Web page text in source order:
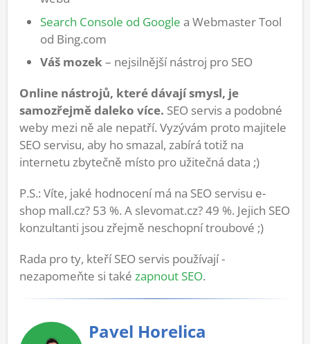
Search Console od Google a Webmaster Tool
od Bing.com
Váš mozek– nejsilnější nástroj pro SEO
Online nástrojů, které dávají smysl, je
samozřejmě daleko více. SEO servis a podobné
weby mezi ně ale nepatří. Vyzývám proto majitele
SEO servisu, aby ho smazal, zabírá totiž na
internetu zbytečně místo pro užitečná data ;)
P.S.: Víte, jaké hodnocení má na SEO servisu e-
shop mall.cz? 53 %. A slevomat.cz? 49 %. Jejich SEO
konzultanti jsou zřejmě neschopní troubové ;)
Rada pro ty, kteří SEO servis používají -
nezapomeňte si také zapnout SEO.
Pavel Horelica